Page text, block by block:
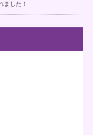
ました！